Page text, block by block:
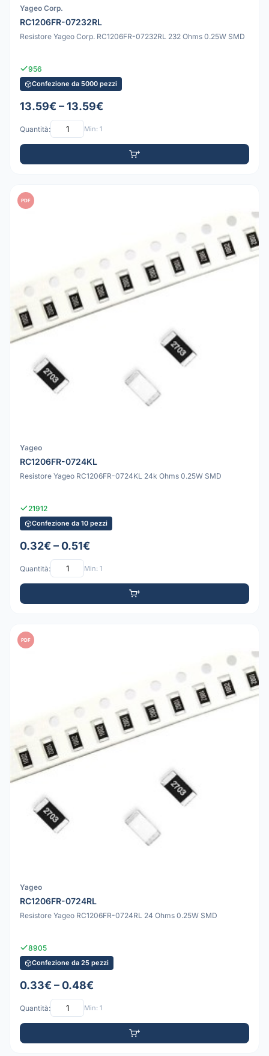
Yageo Corp.
RC1206FR-07232RL
Resistore Yageo Corp. RC1206FR-07232RL 232 Ohms 0.25W SMD
956
Confezione da 5000 pezzi
13.59€ – 13.59€
Quantità: Min: 1
PDF
Yageo
RC1206FR-0724KL
Resistore Yageo RC1206FR-0724KL 24k Ohms 0.25W SMD
21912
Confezione da 10 pezzi
0.32€ – 0.51€
Quantità: Min: 1
PDF
Yageo
RC1206FR-0724RL
Resistore Yageo RC1206FR-0724RL 24 Ohms 0.25W SMD
8905
Confezione da 25 pezzi
0.33€ – 0.48€
Quantità: Min: 1